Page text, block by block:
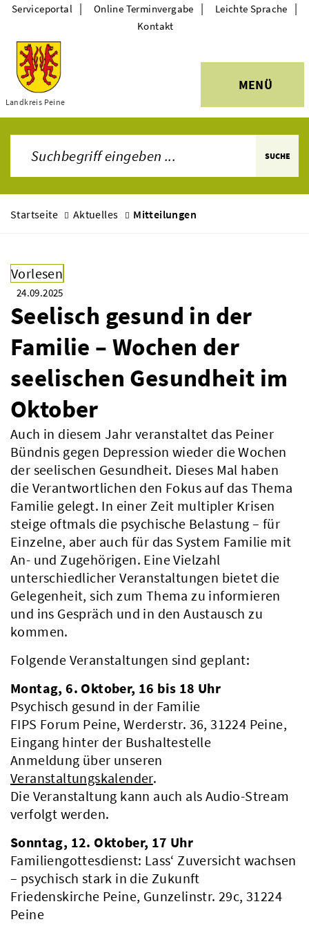
Themen
Landkreis Peine
MENÜ
Serviceportal | Online Terminvergabe | Leichte Sprache |
Kontakt
SUCHE
Startseite Aktuelles Mitteilungen
Vorlesen
24.09.2025
Seelisch gesund in der
Familie – Wochen der
seelischen Gesundheit im
Oktober
Auch in diesem Jahr veranstaltet das Peiner
Bündnis gegen Depression wieder die Wochen
der seelischen Gesundheit. Dieses Mal haben
die Verantwortlichen den Fokus auf das Thema
Familie gelegt. In einer Zeit multipler Krisen
steige oftmals die psychische Belastung – für
Einzelne, aber auch für das System Familie mit
An- und Zugehörigen. Eine Vielzahl
unterschiedlicher Veranstaltungen bietet die
Gelegenheit, sich zum Thema zu informieren
und ins Gespräch und in den Austausch zu
kommen.
Folgende Veranstaltungen sind geplant:
Montag, 6. Oktober, 16 bis 18 Uhr
Psychisch gesund in der Familie
FIPS Forum Peine, Werderstr. 36, 31224 Peine,
Eingang hinter der Bushaltestelle
Anmeldung über unseren
Veranstaltungskalender.
Die Veranstaltung kann auch als Audio-Stream
verfolgt werden.
Sonntag, 12. Oktober, 17 Uhr
Familiengottesdienst: Lass‘ Zuversicht wachsen
– psychisch stark in die Zukunft
Friedenskirche Peine, Gunzelinstr. 29c, 31224
Peine